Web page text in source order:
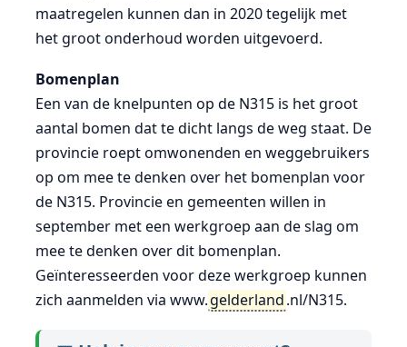
maatregelen kunnen dan in 2020 tegelijk met
het groot onderhoud worden uitgevoerd.
Bomenplan
Een van de knelpunten op de N315 is het groot
aantal bomen dat te dicht langs de weg staat. De
provincie roept omwonenden en weggebruikers
op om mee te denken over het bomenplan voor
de N315. Provincie en gemeenten willen in
september met een werkgroep aan de slag om
mee te denken over dit bomenplan.
Geïnteresseerden voor deze werkgroep kunnen
zich aanmelden via www.gelderland.nl/N315.